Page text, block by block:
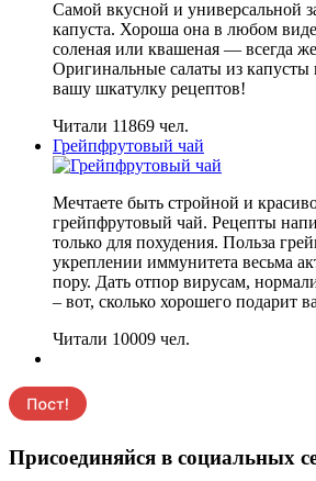
Самой вкусной и универсальной
капуста. Хороша она в любом
соленая или квашеная — всегда
Оригинальные салаты из капусты
вашу шкатулку рецептов!
Читали 11869 чел.
Грейпфрутовый чай
Мечтаете быть стройной и
грейпфрутовый чай. Рецепты
только для похудения. Польза
укреплении иммунитета весьма
пору. Дать отпор вирусам,
– вот, сколько хорошего подарит
Читали 10009 чел.
Присоединяйся в социальных